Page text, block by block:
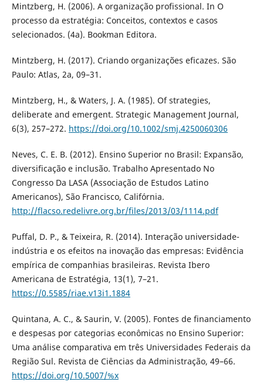
Mintzberg, H. (2006). A organização profissional. In O
processo da estratégia: Conceitos, contextos e casos
selecionados. (4a). Bookman Editora.
Mintzberg, H. (2017). Criando organizações eficazes. São
Paulo: Atlas, 2a, 09–31.
Mintzberg, H., & Waters, J. A. (1985). Of strategies,
deliberate and emergent. Strategic Management Journal,
6(3), 257–272. https://doi.org/10.1002/smj.4250060306
Neves, C. E. B. (2012). Ensino Superior no Brasil: Expansão,
diversificação e inclusão. Trabalho Apresentado No
Congresso Da LASA (Associação de Estudos Latino
Americanos), São Francisco, Califórnia.
http://flacso.redelivre.org.br/files/2013/03/1114.pdf
Puffal, D. P., & Teixeira, R. (2014). Interação universidade-
indústria e os efeitos na inovação das empresas: Evidência
empírica de companhias brasileiras. Revista Ibero
Americana de Estratégia, 13(1), 7–21.
https://0.5585/riae.v13i1.1884
Quintana, A. C., & Saurin, V. (2005). Fontes de financiamento
e despesas por categorias econômicas no Ensino Superior:
Uma análise comparativa em três Universidades Federais da
Região Sul. Revista de Ciências da Administração, 49–66.
https://doi.org/10.5007/%x